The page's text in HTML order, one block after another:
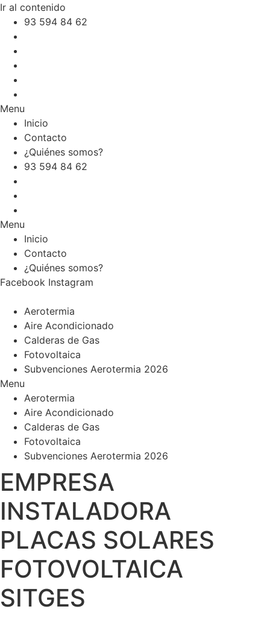
Ir al contenido
93 594 84 62
Menu
Inicio
Contacto
¿Quiénes somos?
93 594 84 62
Menu
Inicio
Contacto
¿Quiénes somos?
Facebook Instagram
Aerotermia
Aire Acondicionado
Calderas de Gas
Fotovoltaica
Subvenciones Aerotermia 2026
Menu
Aerotermia
Aire Acondicionado
Calderas de Gas
Fotovoltaica
Subvenciones Aerotermia 2026
EMPRESA
INSTALADORA
PLACAS SOLARES
FOTOVOLTAICA
SITGES